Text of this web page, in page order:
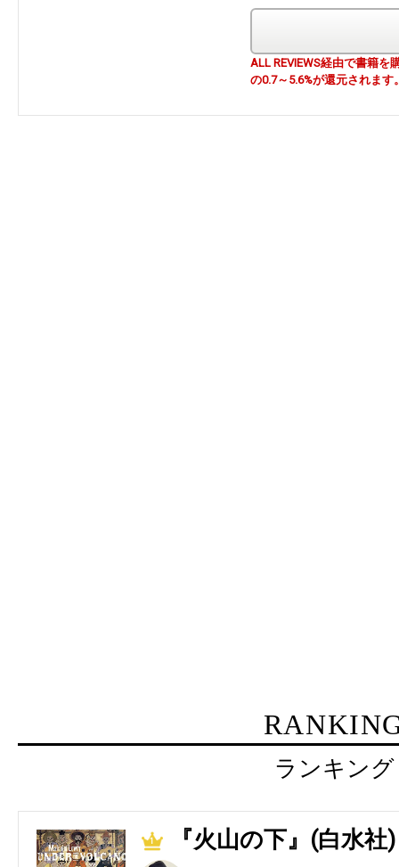
ALL REVIEWS経由で書籍
の0.7～5.6%が還元されます
ランキング
1 『火山の下』(白水社)